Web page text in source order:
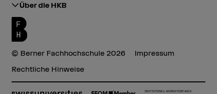
Über die HKB
© Berner Fachhochschule 2026
Impressum
Rechtliche Hinweise